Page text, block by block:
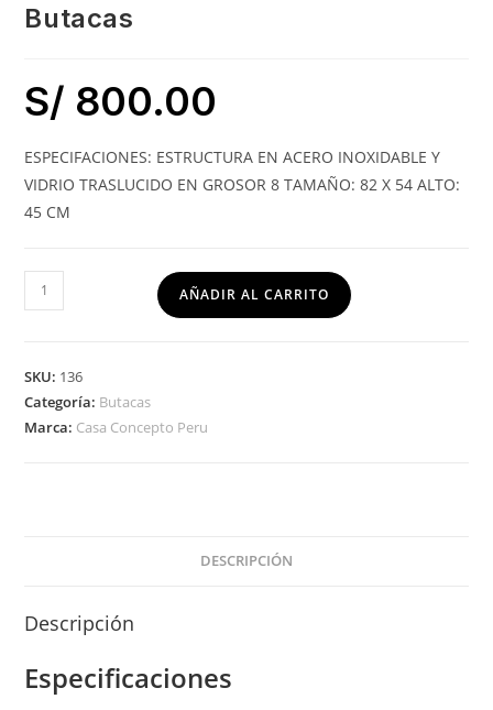
butacas
S/ 800.00
ESPECIFACIONES: ESTRUCTURA EN ACERO INOXIDABLE Y
VIDRIO TRASLUCIDO EN GROSOR 8 TAMAÑO: 82 X 54 ALTO:
45 CM
AÑADIR AL CARRITO
SKU: 136
Categoría: Butacas
Marca: Casa Concepto Peru
DESCRIPCIÓN
Descripción
Especificaciones